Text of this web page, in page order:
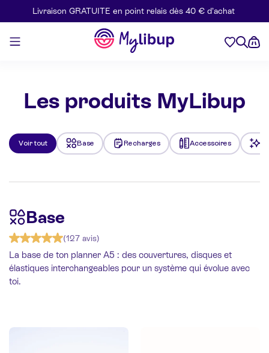
Aller au contenu
Livraison GRATUITE en point relais dès 40 € d’achat
Mylibup
Les produits MyLibup
Voir tout Base Recharges Accessoires
Base
(127 avis)
La base de ton planner A5 : des couvertures, disques et
élastiques interchangeables pour un système qui évolue avec
toi.